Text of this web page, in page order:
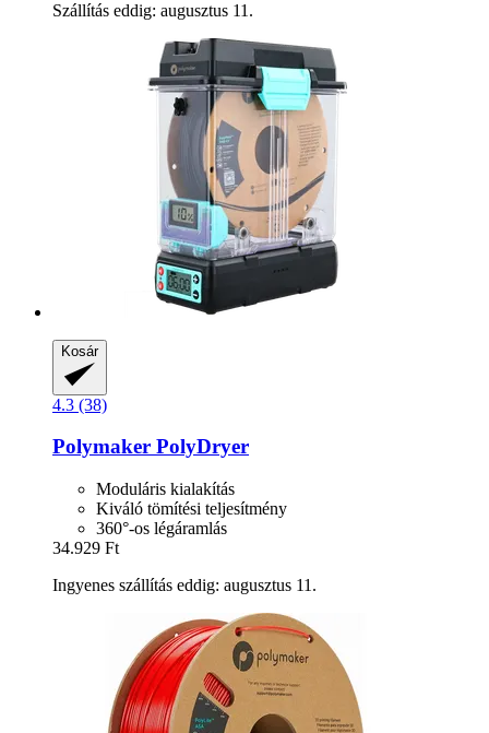
Szállítás eddig: augusztus 11.
Kosár
4.3 (38)
Polymaker PolyDryer
Moduláris kialakítás
Kiváló tömítési teljesítmény
360°-os légáramlás
34.929 Ft
Ingyenes szállítás eddig: augusztus 11.